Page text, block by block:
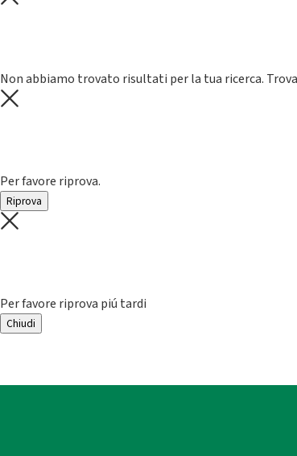
Non abbiamo trovato risultati per la tua ricerca.
Per favore riprova.
Riprova
Per favore riprova piú tardi
Chiudi